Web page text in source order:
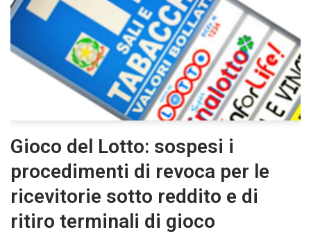
Gioco del Lotto: sospesi i
procedimenti di revoca per le
ricevitorie sotto reddito e di
ritiro terminali di gioco